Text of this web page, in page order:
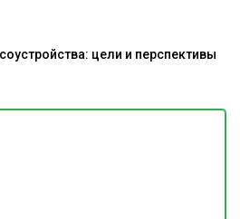
цели и перспективы